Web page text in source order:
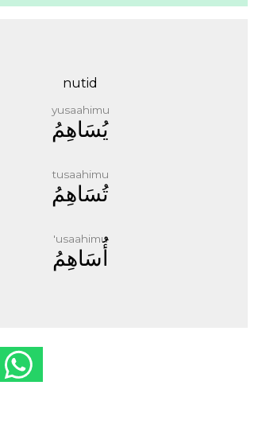
nutid
yusaahimu
ﻳُﺴَﺎﻫِﻢُ
tusaahimu
ﺗُﺴَﺎﻫِﻢُ
'usaahimu
ﺃُﺳَﺎﻫِﻢُ